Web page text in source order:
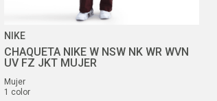
NIKE
CHAQUETA NIKE W NSW NK WR WVN
UV FZ JKT MUJER
mujer
1 color